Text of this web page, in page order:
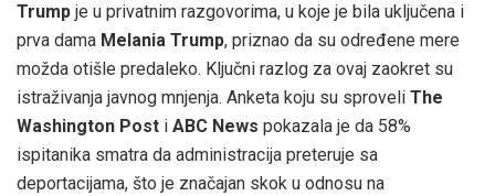
Trump je u privatnim razgovorima, u koje je bila uključena i
prva dama Melania Trump, priznao da su određene mere
možda otišle predaleko. Ključni razlog za ovaj zaokret su
istraživanja javnog mnjenja. Anketa koju su sproveli The
Washington Post i ABC News pokazala je da 58%
ispitanika smatra da administracija preteruje sa
deportacijama, što je značajan skok u odnosu na